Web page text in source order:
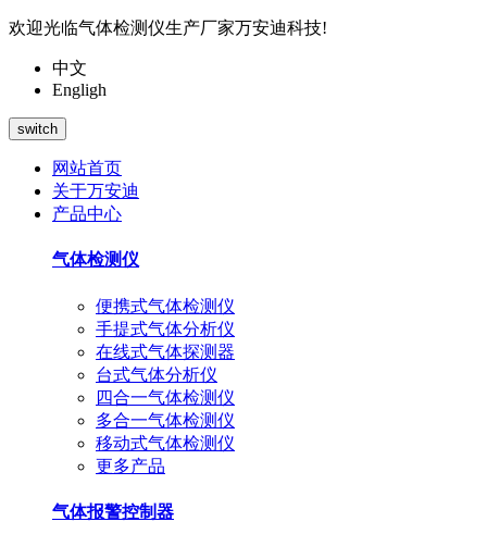
欢迎光临气体检测仪生产厂家万安迪科技!
中文
Engligh
switch
网站首页
关于万安迪
产品中心
气体检测仪
便携式气体检测仪
手提式气体分析仪
在线式气体探测器
台式气体分析仪
四合一气体检测仪
多合一气体检测仪
移动式气体检测仪
更多产品
气体报警控制器